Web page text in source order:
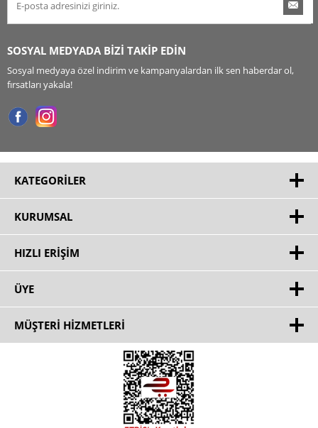
SOSYAL MEDYADA BİZİ TAKİP EDİN
Sosyal medyaya özel indirim ve kampanyalardan ilk sen haberdar ol,
fırsatları yakala!
KATEGORILER
KURUMSAL
HIZLI ERIŞIM
ÜYE
MÜŞTERİ HİZMETLERİ